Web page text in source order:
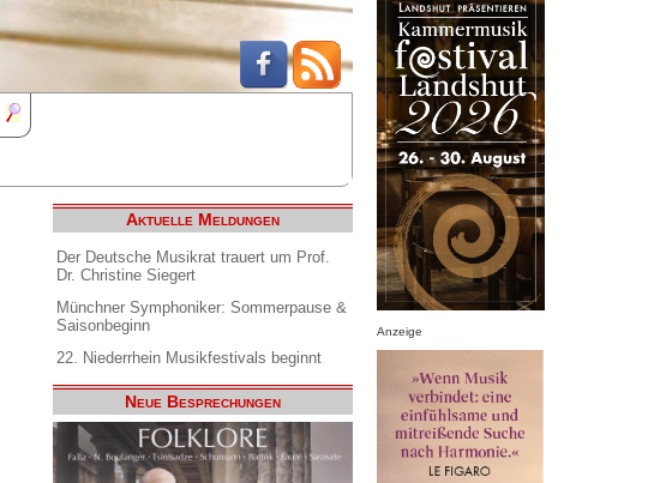
Aktuelle Meldungen
Der Deutsche Musikrat trauert um Prof.
Dr. Christine Siegert
Münchner Symphoniker: Sommerpause &
Saisonbeginn
22. Niederrhein Musikfestivals beginnt
Neue Besprechungen
Anzeige